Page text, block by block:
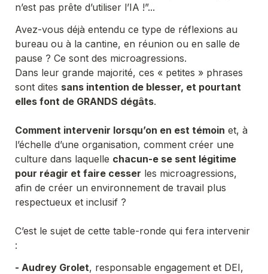
n’est pas prête d’utiliser l’IA !”...
Avez-vous déjà entendu ce type de réflexions au
bureau ou à la cantine, en réunion ou en salle de
pause ? Ce sont des microagressions.
Dans leur grande majorité, ces « petites » phrases
sont dites sans intention de blesser, et pourtant
elles font de GRANDS dégâts.
Comment intervenir lorsqu’on en est témoin et, à
l’échelle d’une organisation, comment créer une
culture dans laquelle chacun-e se sent légitime
pour réagir et faire cesser les microagressions,
afin de créer un environnement de travail plus
respectueux et inclusif ?
C’est le sujet de cette table-ronde qui fera intervenir
:
- Audrey Grolet, responsable engagement et DEI,